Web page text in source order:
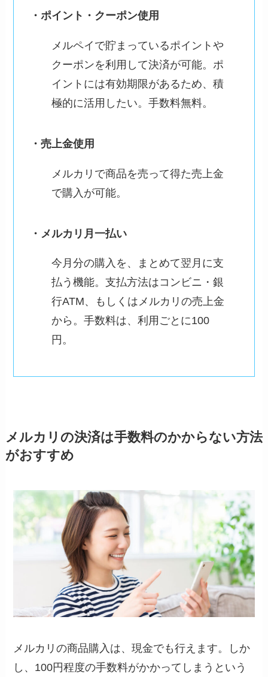
・ポイント・クーポン使用
メルペイで貯まっているポイントや
クーポンを利用して決済が可能。ポ
イントには有効期限があるため、積
極的に活用したい。手数料無料。
・売上金使用
メルカリで商品を売って得た売上金
で購入が可能。
・メルカリ月一払い
今月分の購入を、まとめて翌月に支
払う機能。支払方法はコンビニ・銀
行ATM、もしくはメルカリの売上金
から。手数料は、利用ごとに100
円。
メルカリの決済は手数料のかからない方法
がおすすめ
メルカリの商品購入は、現金でも行えます。しか
し、100円程度の手数料がかかってしまうという